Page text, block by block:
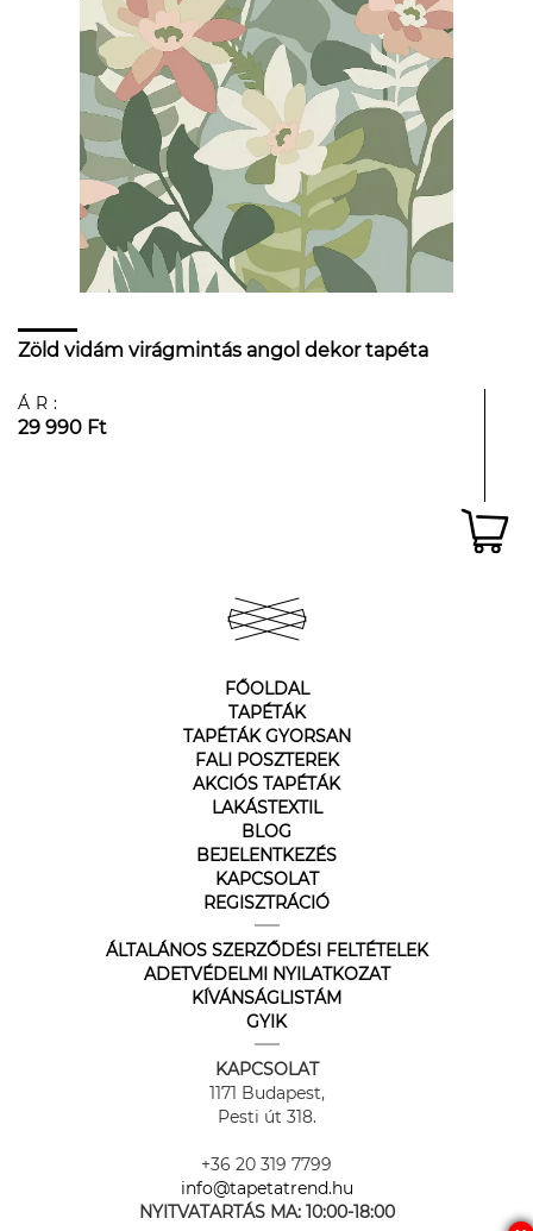
Zöld vidám virágmintás angol dekor tapéta
ÁR:
29 990 Ft
FŐOLDAL
TAPÉTÁK
TAPÉTÁK GYORSAN
FALI POSZTEREK
AKCIÓS TAPÉTÁK
LAKÁSTEXTIL
BLOG
BEJELENTKEZÉS
KAPCSOLAT
REGISZTRÁCIÓ
ÁLTALÁNOS SZERZŐDÉSI FELTÉTELEK
ADETVÉDELMI NYILATKOZAT
KÍVÁNSÁGLISTÁM
GYIK
KAPCSOLAT
1171 Budapest,
Pesti út 318.
+36 20 319 7799
info@tapetatrend.hu
NYITVATARTÁS MA: 10:00-18:00